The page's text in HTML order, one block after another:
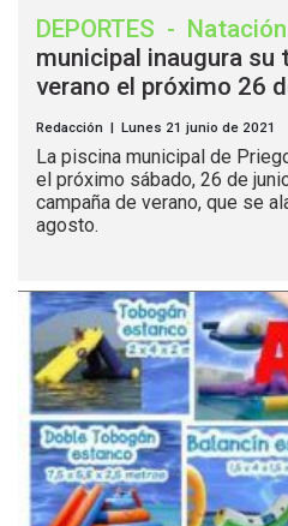
DEPORTES - Natación
municipal inaugura su
verano el próximo 26
Redacción | Lunes 21 junio de 2021
La piscina municipal de
el próximo sábado, 26 de
campaña de verano, que se
agosto.